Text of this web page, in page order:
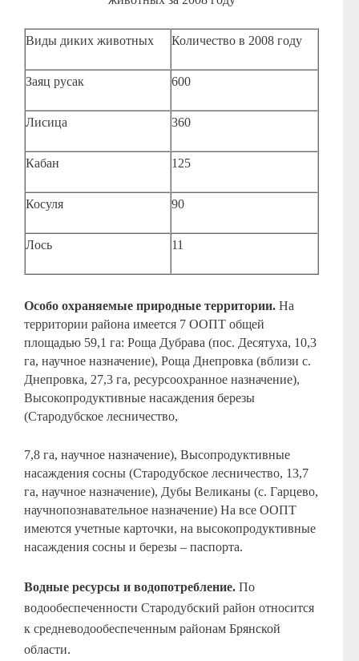
Виды диких животных Количество в 2008 году
Заяц русак 600
Лисица 360
Кабан 125
Косуля 90
Лось 11
Особо охраняемые природные территории. На
территории района имеется 7 ООПТ общей
площадью 59,1 га: Роща Дубрава (пос. Десятуха, 10,3
га, научное назначение), Роща Днепровка (вблизи с.
Днепровка, 27,3 га, ресурсоохранное назначение),
Высокопродуктивные насаждения березы
(Стародубское лесничество,
7,8 га, научное назначение), Высопродуктивные
насаждения сосны (Стародубское лесничество, 13,7
га, научное назначение), Дубы Великаны (с. Гарцево,
научнопознавательное назначение) На все ООПТ
имеются учетные карточки, на высокопродуктивные
насаждения сосны и березы – паспорта.
Водные ресурсы и водопотребление. По
водообеспеченности Стародубский район относится
к средневодообеспеченным районам Брянской
области.